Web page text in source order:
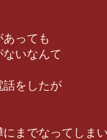
っても
いなんて
話をしたが
までなってしま